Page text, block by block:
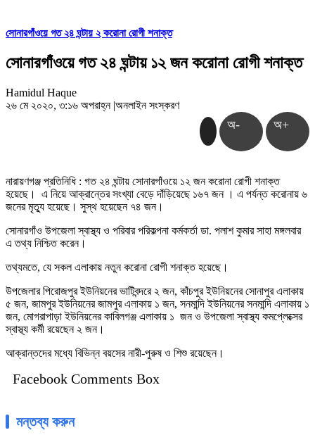
সোনারগাঁওয়ে গত ২৪ ঘন্টায় ২ করোনা রোগী শনাক্ত
সোনারগাঁওয়ে গত ২৪ ঘন্টায় ১২ জন করোনা রোগী শনাক্ত
Hamidul Haque
২৬ মে ২০২০, ৩:১৬ অপরাহ্ন |অনলাইন সংস্করণ
অ- অ+
নারায়ণগঞ্জ প্রতিনিধি : গত ২৪ ঘন্টায় সোনারগাঁওয়ে ১২ জন করোনা রোগী শনাক্ত
হয়েছে। এ নিয়ে আক্রান্তের সংখ্যা বেড়ে দাঁড়িয়েছে ১৬৭ জন । এ পর্যন্ত করোনায় ৬
জনের মৃত্যু হয়েছে। সুস্থ হয়েছেন ৭৪ জন।
সোনারগাঁও উপজেলা স্বাস্থ্য ও পরিবার পরিকল্পনা কর্মকর্তা ডা. পলাশ কুমার সাহা মঙ্গলবার
এ তথ্য নিশ্চিত করেন।
তথ্যমতে, যে সকল এলাকায় নতুন করোনা রোগী শনাক্ত হয়েছে।
উপজেলার পিরোজপুর ইউনিয়নের ভাটিবন্দরে ২ জন, কাঁচপুর ইউনিয়নের সোনাপুর এলাকায়
৫ জন, জামপুর ইউনিয়নের জামপুর এলাকায় ১ জন, সনমান্দি ইউনিয়নের সনমান্দি এলাকায় ১
জন, মোগরাপাড়া ইউনিয়নের কাবিলগঞ্জ এলাকায় ১ জন ও উপজেলা স্বাস্থ্য কমপ্লেক্সের
স্বাস্থ্য কর্মী রয়েছেন ২ জন।
আক্রান্তদের মধ্যে বিভিন্ন বয়সের নারী-পুরুষ ও শিশু রয়েছেন।
Facebook Comments Box
মন্তব্য করুন